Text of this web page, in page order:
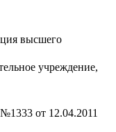
высшего
учреждение,
от 12.04.2011